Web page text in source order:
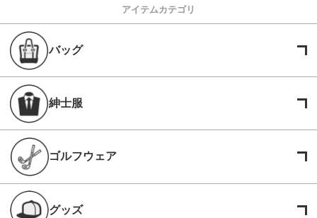
アイテムカテゴリ
バッグ
紳士服
ゴルフウェア
グッズ